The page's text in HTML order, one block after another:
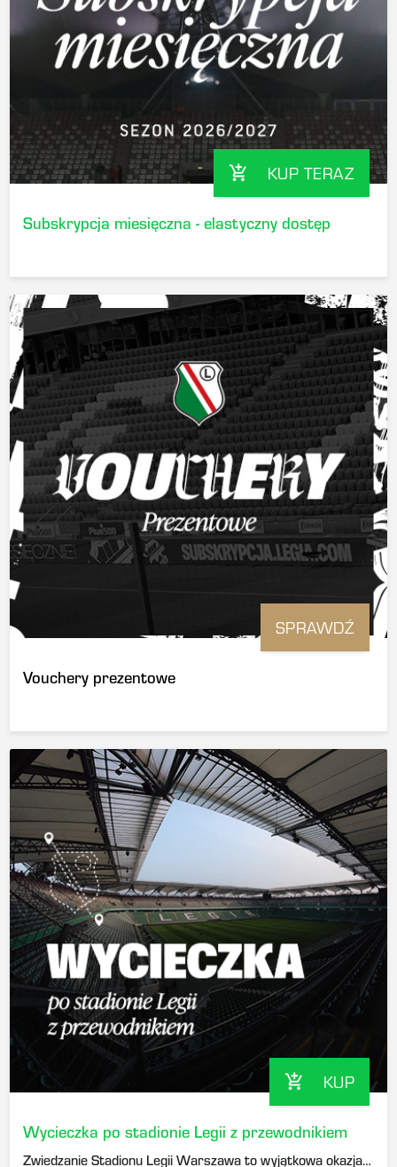
Subskrypcja miesięczna - elastyczny dostęp
add_shopping_cart KUP TERAZ
Vouchery prezentowe
SPRAWDŹ
Wycieczka po stadionie Legii z przewodnikiem
Zwiedzanie Stadionu Legii Warszawa to wyjątkowa okazja, by zobaczyć obiekt od strony niedostępnej na co dzień dla kibiców. Podczas wycieczki przewodnik opowie o historii stadionu oraz funkcjonowaniu klubu.
add_shopping_cart KUP